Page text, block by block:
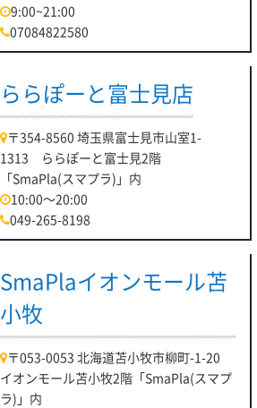
9:00~21:00
07084822580
ららぽーと富士見店
〒354-8560 埼玉県富士見市山室1-
1313 ららぽーと富士見2階
「SmaPla(スマプラ)」内
10:00～20:00
049-265-8198
SmaPlaイオンモール苫
小牧
〒053-0053 北海道苫小牧市柳町-1-20
イオンモール苫小牧2階「SmaPla(スマプ
ラ)」内